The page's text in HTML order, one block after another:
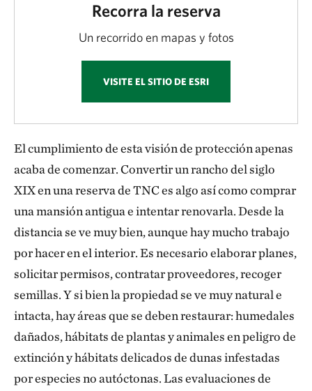
Recorra la reserva
Un recorrido en mapas y fotos
VISITE EL SITIO DE ESRI
El cumplimiento de esta visión de protección apenas
acaba de comenzar. Convertir un rancho del siglo
XIX en una reserva de TNC es algo así como comprar
una mansión antigua e intentar renovarla. Desde la
distancia se ve muy bien, aunque hay mucho trabajo
por hacer en el interior. Es necesario elaborar planes,
solicitar permisos, contratar proveedores, recoger
semillas. Y si bien la propiedad se ve muy natural e
intacta, hay áreas que se deben restaurar: humedales
dañados, hábitats de plantas y animales en peligro de
extinción y hábitats delicados de dunas infestadas
por especies no autóctonas. Las evaluaciones de